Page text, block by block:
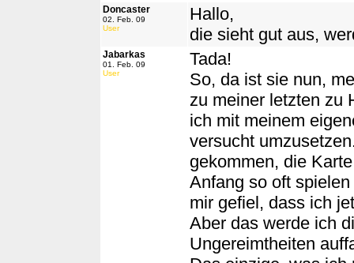
Doncaster
02. Feb. 09
User
Hallo,
die sieht gut aus,
Jabarkas
01. Feb. 09
User
Tada!
So, da ist sie nun,
zu meiner letzten zu
ich mit meinem
versucht
gekommen, die
Anfang so oft
mir gefiel, dass ich
Aber das werde ich
Ungereimtheiten